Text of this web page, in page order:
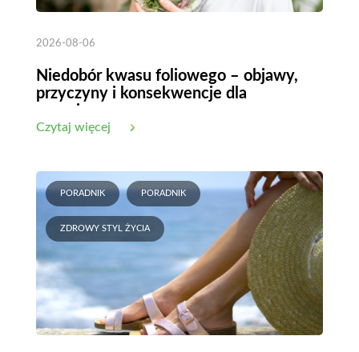
2026-08-06
Niedobór kwasu foliowego – objawy,
przyczyny i konsekwencje dla
organizmu
Czytaj więcej
PORADNIK PORADNIK
ZDROWY STYL ŻYCIA